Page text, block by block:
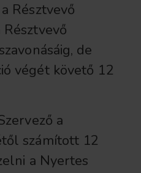
Résztvevő
de
végét követő 12
a
számított 12
a Nyertes